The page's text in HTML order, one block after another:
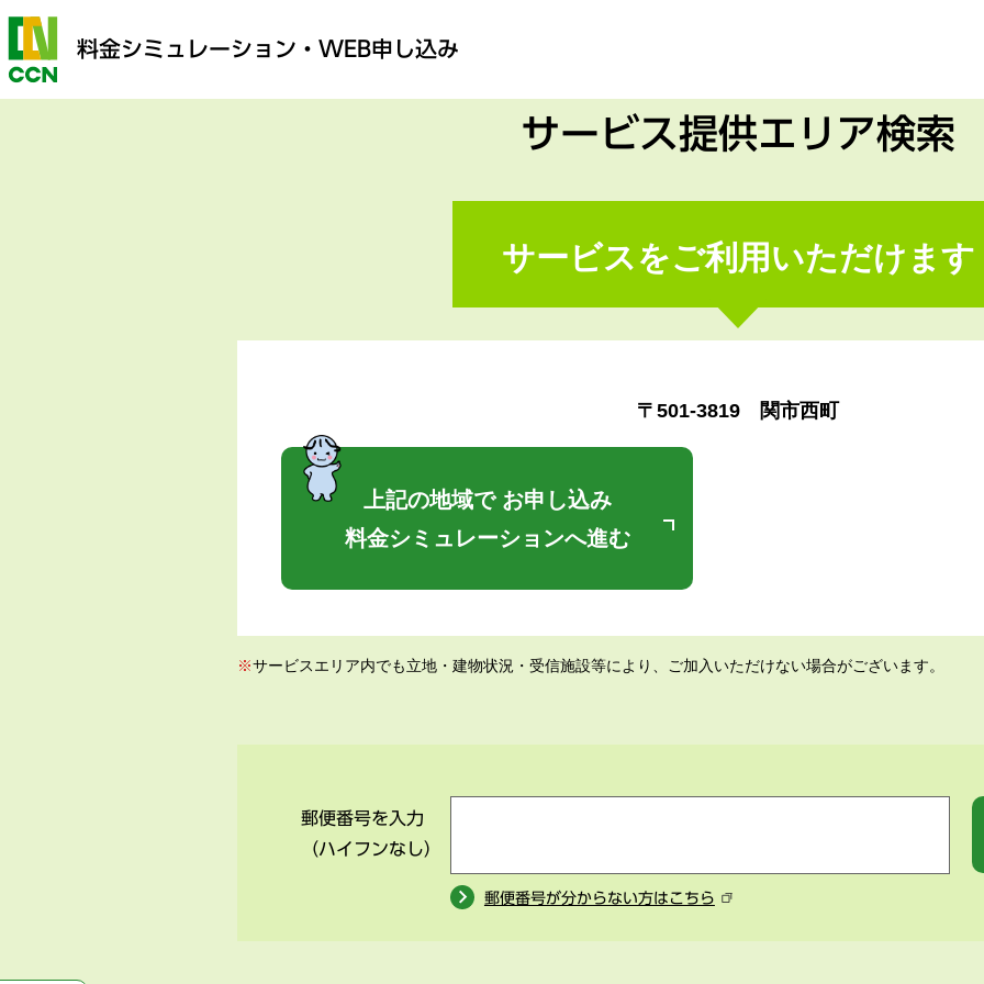
料金シミュレーション ・WEB申し込み
サービス提供エリア検索
サービスをご利用いただけます
〒501-3819 関市西町
上記の地域で お申し込み
料金シミュレーションへ進む
※サービスエリア内でも立地・建物状況・受信施設等により、ご加入いただけない場合がございます。
郵便番号を入力
（ハイフンなし）
郵便番号が分からない方はこちら